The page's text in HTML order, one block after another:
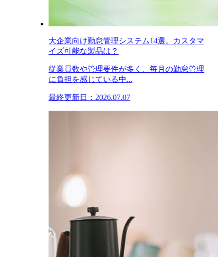
大企業向け勤怠管理システム14選。カスタマ
イズ可能な製品は？
従業員数や管理要件が多く、毎月の勤怠管理
に負担を感じている中...
最終更新日：2026.07.07